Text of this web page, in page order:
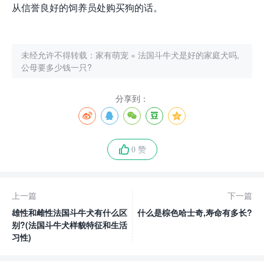
从信誉良好的饲养员处购买狗的话。
未经允许不得转载： 家有萌宠 » 法国斗牛犬是好的家庭犬吗,
公母要多少钱一只?
分享到：
0 赞
上一篇
雄性和雌性法国斗牛犬有什么区
别?(法国斗牛犬样貌特征和生活
习性)
下一篇
什么是棕色哈士奇,寿命有多长?